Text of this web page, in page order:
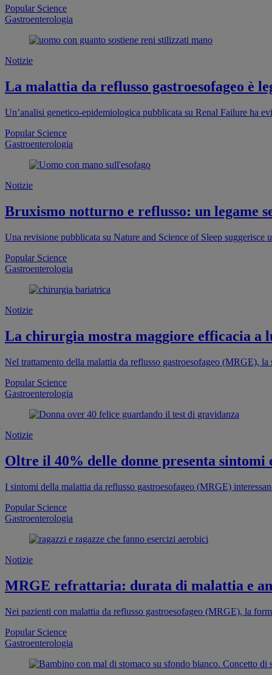
Popular Science
Gastroenterologia
Notizie
La malattia da reflusso gastroesofageo è
Un’analisi genetico-epidemiologica pubblicata su Renal Failure ha
Popular Science
Gastroenterologia
Notizie
Bruxismo notturno e reflusso: un legame
Una revisione pubblicata su Nature and Science of Sleep
Popular Science
Gastroenterologia
Notizie
La chirurgia mostra maggiore efficacia a
Nel trattamento della malattia da reflusso gastroesofageo (MRGE),
Popular Science
Gastroenterologia
Notizie
Oltre il 40% delle donne presenta
I sintomi della malattia da reflusso gastroesofageo (MRGE)
Popular Science
Gastroenterologia
Notizie
MRGE refrattaria: durata di malattia e
Nei pazienti con malattia da reflusso gastroesofageo (MRGE), la
Popular Science
Gastroenterologia